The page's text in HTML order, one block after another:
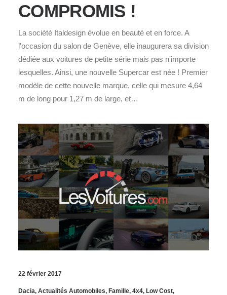
COMPROMIS !
La société Italdesign évolue en beauté et en force. A
l'occasion du salon de Genève, elle inaugurera sa division
dédiée aux voitures de petite série mais pas n'importe
lesquelles. Ainsi, une nouvelle Supercar est née ! Premier
modèle de cette nouvelle marque, celle qui mesure 4,64
m de long pour 1,27 m de large, et…
22 février 2017
Dacia, Actualités Automobiles, Famille, 4x4, Low Cost,